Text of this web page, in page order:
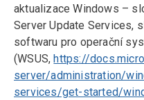
aktualizace Windows –
Server Update Services,
softwaru pro operační
(WSUS, https://
server/administration/
services/get-started/